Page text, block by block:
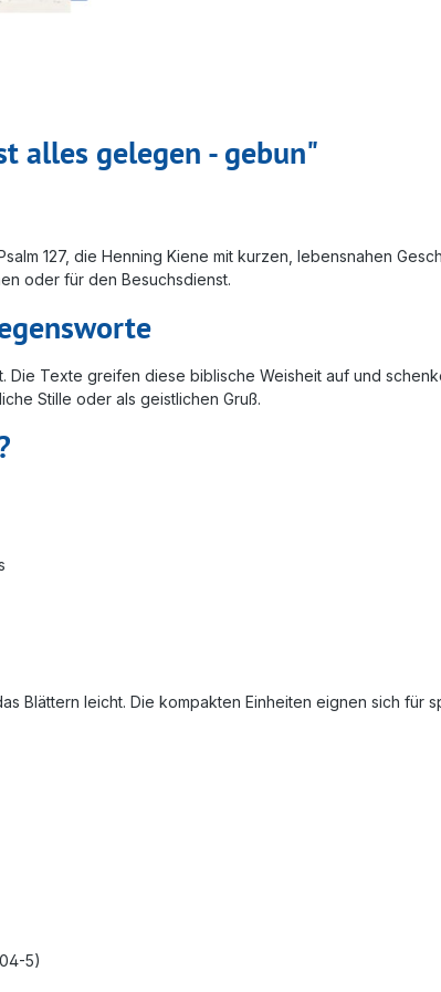
alles gelegen - gebun"
127, die Henning Kiene mit kurzen, lebensnahen
oder für den Besuchsdienst.
Texte greifen diese biblische Weisheit auf und
Stille oder als geistlichen Gruß.
Blättern leicht. Die kompakten Einheiten eignen sich für
5)